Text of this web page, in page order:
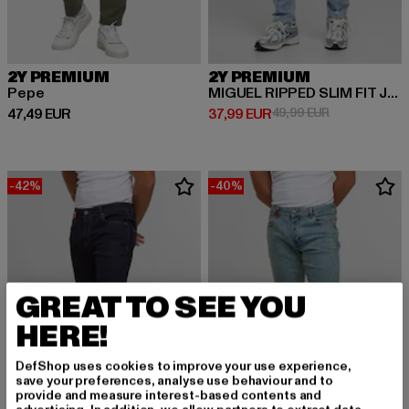
2Y PREMIUM
Pepe
47,49 EUR
Derzeitiger Preis: 47,49 EUR
2Y PREMIUM
MIGUEL RIPPED SLIM FIT JEANS
37,99 EUR
Derzeitiger Preis: 37,99 EUR
49,99 EURAktionspreis:
-42% -40%
GREAT TO SEE YOU
HERE!
DefShop uses cookies to improve your use experience,
save your preferences, analyse use behaviour and to
provide and measure interest-based contents and